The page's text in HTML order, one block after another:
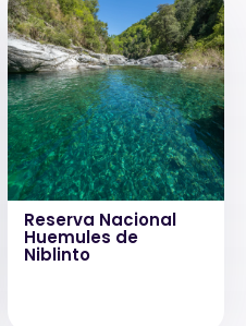
Reserva Nacional
Huemules de
Niblinto